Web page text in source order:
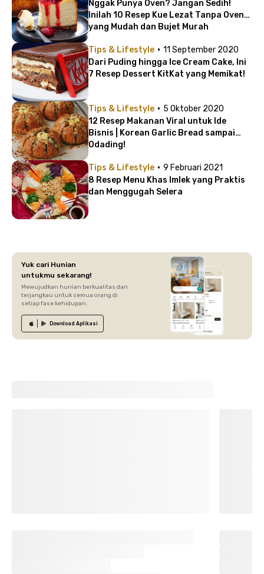
Nggak Punya Oven? Jangan Sedih!
Inilah 10 Resep Kue Lezat Tanpa Oven
yang Mudah dan Bujet Murah
Tips & Lifestyle · 11 September 2020
Dari Puding hingga Ice Cream Cake, Ini
7 Resep Dessert KitKat yang Memikat!
Tips & Lifestyle · 5 Oktober 2020
12 Resep Makanan Viral untuk Ide
Bisnis | Korean Garlic Bread sampai
Odading!
Tips & Lifestyle · 9 Februari 2021
8 Resep Menu Khas Imlek yang Praktis
dan Menggugah Selera
Yuk cari Hunian
untukmu sekarang!
Mewujudkan hunian berkualitas dan
terjangkau untuk semua orang di
setiap fase kehidupan.
Download Aplikasi